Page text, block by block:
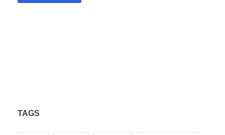
TAGS